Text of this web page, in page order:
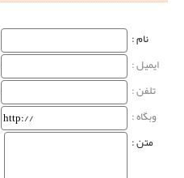
نام‌ :
ایمیل :
تلفن :
وبگاه‌ :
متن :